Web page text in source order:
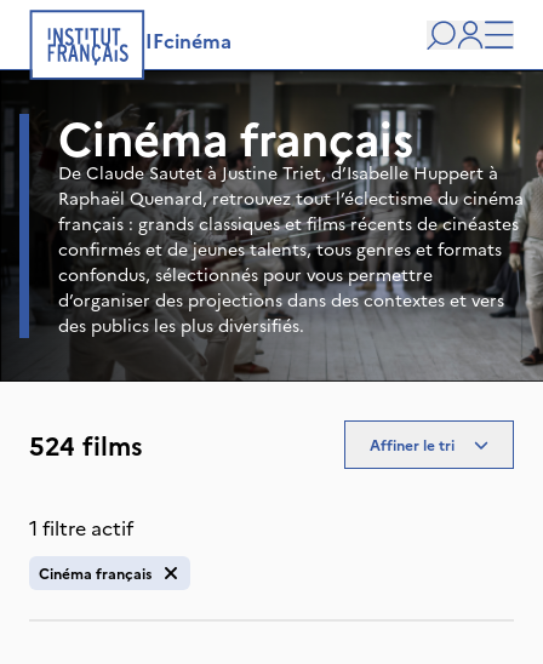
IFcinéma
user
Cinéma français
De Claude Sautet à Justine Triet, d’Isabelle Huppert à
Raphaël Quenard, retrouvez tout l’éclectisme du cinéma
français : grands classiques et films récents de cinéastes
confirmés et de jeunes talents, tous genres et formats
confondus, sélectionnés pour vous permettre
d’organiser des projections dans des contextes et vers
des publics les plus diversifiés.
524 films Affiner le tri
1 filtre actif
Cinéma français